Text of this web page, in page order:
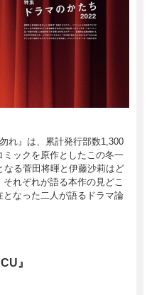
れ』は、累計発行部数1,300
ックを原作としたこの冬一
る菅田将暉と伊藤沙莉はど
れぞれが語る本作の見どこ
なった二人が語るドラマ論
』